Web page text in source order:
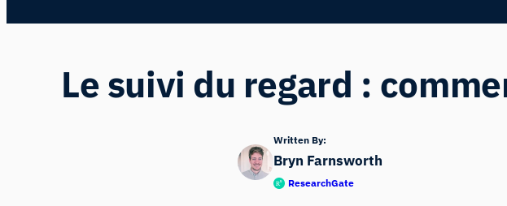
Le suivi du regard :
Written By:
Bryn Farnsworth
ResearchGate